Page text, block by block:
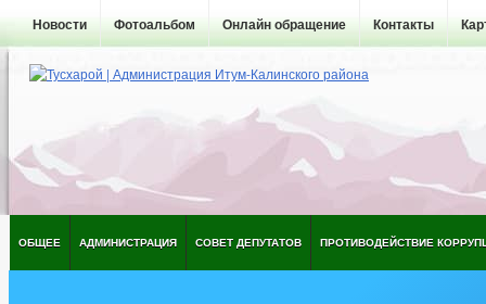
Новости Фотоальбом Онлайн обращение Контакты
ОБЩЕЕ АДМИНИСТРАЦИЯ СОВЕТ ДЕПУТАТОВ ПРОТИВОДЕЙСТВИЕ